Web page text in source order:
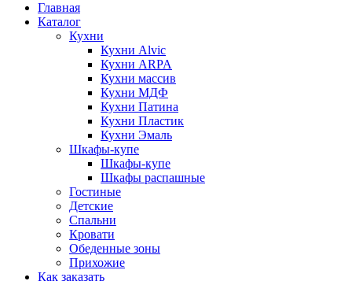
Главная
Каталог
Кухни
Кухни Alvic
Кухни ARPA
Кухни массив
Кухни МДФ
Кухни Патина
Кухни Пластик
Кухни Эмаль
Шкафы-купе
Шкафы-купе
Шкафы распашные
Гостиные
Детские
Спальни
Кровати
Обеденные зоны
Прихожие
Как заказать